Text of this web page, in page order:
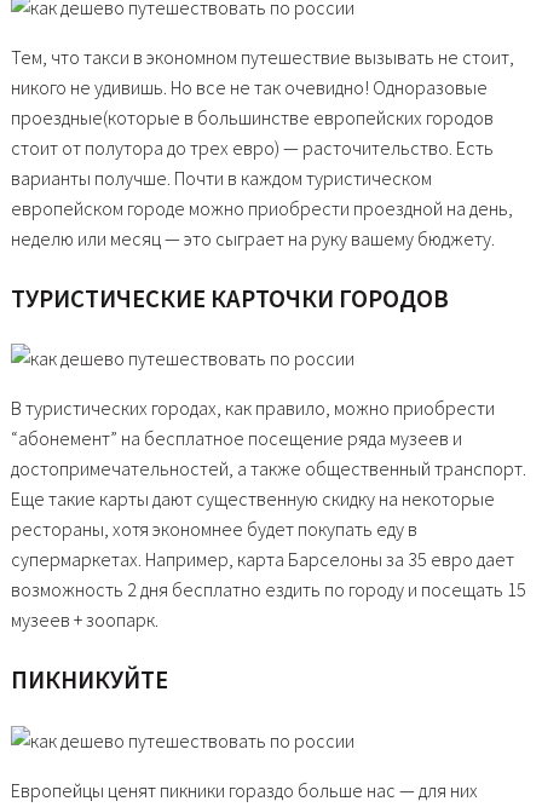
Тем, что такси в экономном путешествие вызывать не стоит,
никого не удивишь. Но все не так очевидно! Одноразовые
проездные(которые в большинстве европейских городов
стоит от полутора до трех евро) — расточительство. Есть
варианты получше. Почти в каждом туристическом
европейском городе можно приобрести проездной на день,
неделю или месяц — это сыграет на руку вашему бюджету.
ТУРИСТИЧЕСКИЕ КАРТОЧКИ ГОРОДОВ
В туристических городах, как правило, можно приобрести
“абонемент” на бесплатное посещение ряда музеев и
достопримечательностей, а также общественный транспорт.
Еще такие карты дают существенную скидку на некоторые
рестораны, хотя экономнее будет покупать еду в
супермаркетах. Например, карта Барселоны за 35 евро дает
возможность 2 дня бесплатно ездить по городу и посещать 15
музеев + зоопарк.
ПИКНИКУЙТЕ
Европейцы ценят пикники гораздо больше нас — для них